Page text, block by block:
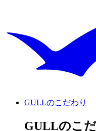
GULLのこだわり
GULLのこ